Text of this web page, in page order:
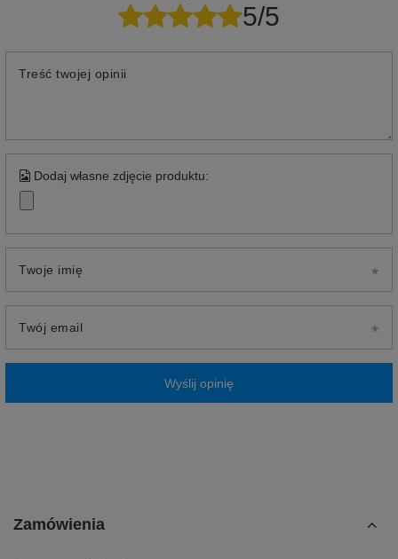
5/5
Treść twojej opinii
Dodaj własne zdjęcie produktu:
Twoje imię
Twój email
Wyślij opinię
Zamówienia